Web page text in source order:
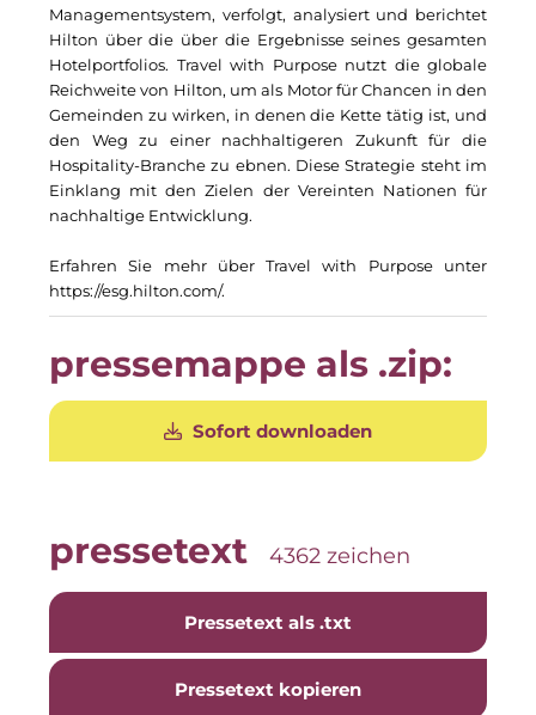
Timber Factory
UBM Development
UNITED Benefits Holding
Vonovia
WEALTHCORE Investment Management
ZielstattQuartier
Neue Mitte Fürth
Pride SKIN
Managementsystem, verfolgt, analysiert und berichtet
Hilton über die über die Ergebnisse seines gesamten
Hotelportfolios. Travel with Purpose nutzt die globale
Reichweite von Hilton, um als Motor für Chancen in den
Gemeinden zu wirken, in denen die Kette tätig ist, und
den Weg zu einer nachhaltigeren Zukunft für die
Hospitality-Branche zu ebnen. Diese Strategie steht im
Einklang mit den Zielen der Vereinten Nationen für
nachhaltige Entwicklung.
Erfahren Sie mehr über Travel with Purpose unter
https://esg.hilton.com/.
pressemappe als .zip:
Sofort downloaden
pressetext 4362 zeichen
Pressetext als .txt
Pressetext kopieren